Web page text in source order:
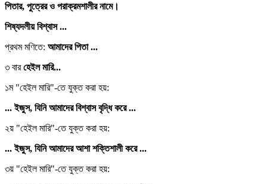
পিতার, পুত্রের ও পরাক্রমশালীর নামে।
শিষ্যদলীয় বিশ্বাস ...
প্রথম মণিতে: আমাদের পিতা ...
৩ বারহেইল মারি...
১ম "হেইল মারি"-তে যুক্ত করা হয়:
... ইজুস, যিনি আমাদের বিশ্বাস বৃদ্ধি করে ...
২য় "হেইল মারি"-তে যুক্ত করা হয়:
... ইজুস, যিনি আমাদের আশা শক্তিশালী করে ...
৩য় "হেইল মারি"-তে যুক্ত করা হয়: